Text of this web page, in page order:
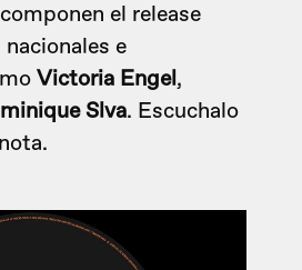
el release
e
Victoria Engel,
Slva. Escuchalo